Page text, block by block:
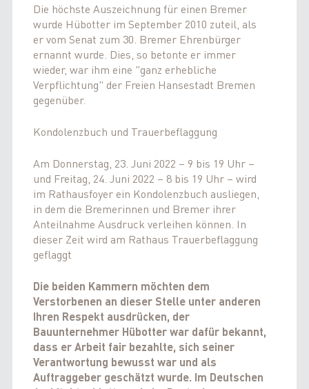
Die höchste Auszeichnung für einen Bremer
wurde Hübotter im September 2010 zuteil, als
er vom Senat zum 30. Bremer Ehrenbürger
ernannt wurde. Dies, so betonte er immer
wieder, war ihm eine "ganz erhebliche
Verpflichtung" der Freien Hansestadt Bremen
gegenüber.
Kondolenzbuch und Trauerbeflaggung
Am Donnerstag, 23. Juni 2022 – 9 bis 19 Uhr –
und Freitag, 24. Juni 2022 – 8 bis 19 Uhr – wird
im Rathausfoyer ein Kondolenzbuch ausliegen,
in dem die Bremerinnen und Bremer ihrer
Anteilnahme Ausdruck verleihen können. In
dieser Zeit wird am Rathaus Trauerbeflaggung
geflaggt
Die beiden Kammern möchten dem
Verstorbenen an dieser Stelle unter anderen
Ihren Respekt ausdrücken, der
Bauunternehmer Hübotter war dafür bekannt,
dass er Arbeit fair bezahlte, sich seiner
Verantwortung bewusst war und als
Auftraggeber geschätzt wurde. Im Deutschen